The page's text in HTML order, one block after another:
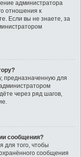
администратора
отношения к
Если вы не знаете, за
предназначенную для
через ряд шагов,
сообщения?
для того, чтобы
сообщения